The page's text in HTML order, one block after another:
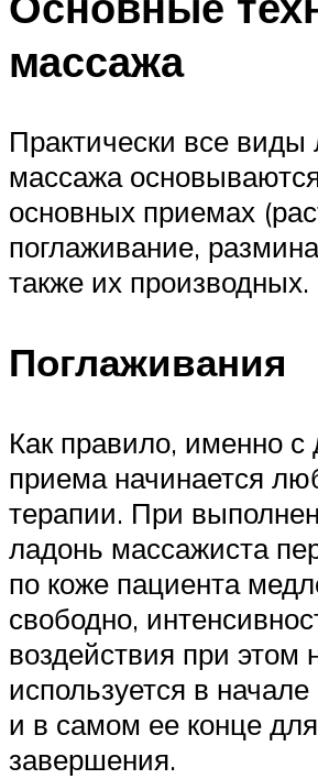
массажа
Практически все виды
массажа
основных приемах
поглаживание,
также их производных.
Поглаживания
Как правило, именно с
приема начинается
терапии. При
ладонь массажиста
по коже пациента
свободно,
воздействия при этом
используется в
и в самом ее конце для
завершения.